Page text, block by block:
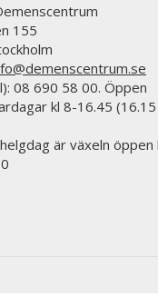
155
08 690 58 00. Öppen
kl 8-16.45
är växeln öppen